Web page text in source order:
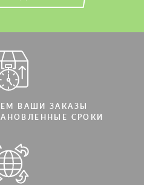
ВАШИ ЗАКАЗЫ
СРОКИ